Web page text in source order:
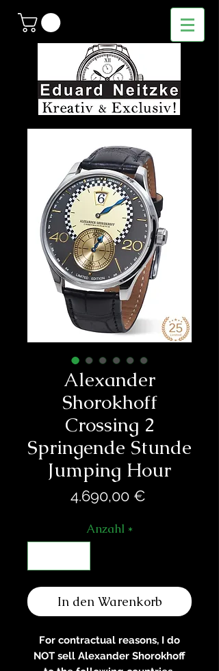
Alexander
Shorokhoff
Crossing 2
Springende Stunde
Jumping Hour
4.690,00 €Preis
Anzahl *
In den Warenkorb
For contractual reasons, I do
NOT sell Alexander Shorokhoff